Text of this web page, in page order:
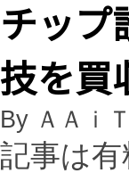
チップ
技を買
By ＡＡｉ
記事は